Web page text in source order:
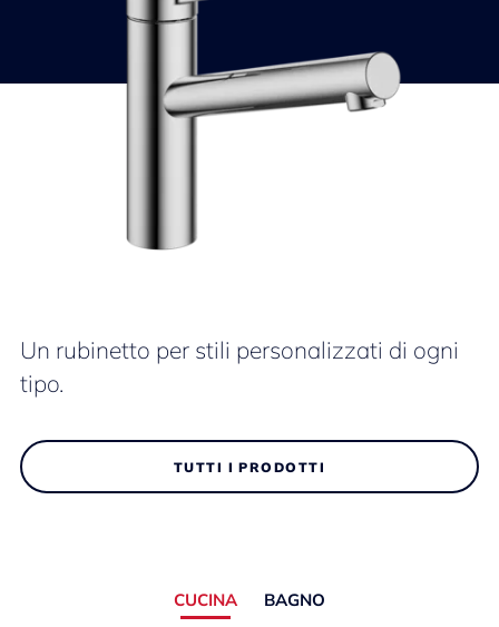
Un rubinetto per stili personalizzati di ogni
tipo.
TUTTI I PRODOTTI
CUCINA BAGNO